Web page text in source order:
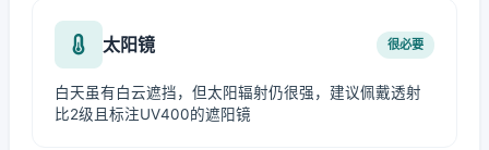
太阳镜 很必要
白天虽有白云遮挡，但太阳辐射仍很强，建议佩戴透射
比2级且标注UV400的遮阳镜